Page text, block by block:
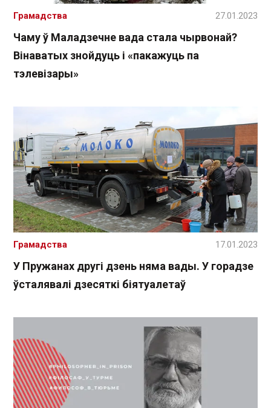
Чаму ў Маладзечне вада стала чырвонай?
Вінаватых знойдуць і «пакажуць па
тэлевізары»
Грамадства 27.01.2023
У Пружанах другі дзень няма вады. У горадзе
ўсталявалі дзесяткі біятуалетаў
Грамадства 17.01.2023